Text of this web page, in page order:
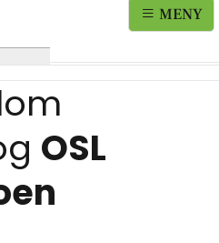
MENY
OSL